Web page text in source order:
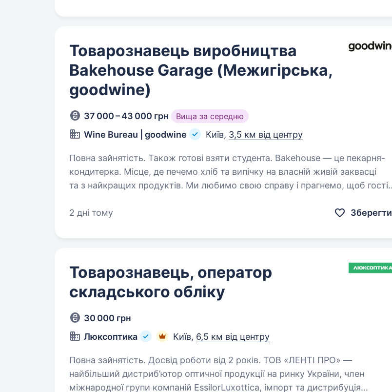
Товарознавець виробництва
Bakehouse Garage (Межигірська,
goodwine)
37 000 – 43 000 грн Вища за середню
Wine Bureau | goodwine Київ, 3,5 км від центру
Повна зайнятість. Також готові взяти студента. Bakehouse — це пекарня-
кондитерка. Місце, де печемо хліб та випічку на власній живій заквасці
та з найкращих продуктів. Ми любимо свою справу і прагнемо, щоб гості
2 дні тому
Зберегти
Товарознавець, оператор
складського обліку
30 000 грн
Люксоптика
Київ, 6,5 км від центру
Повна зайнятість. Досвід роботи від 2 років. ТОВ «ЛЕНТІ ПРО» —
найбільший дистриб’ютор оптичної продукції на ринку України, член
міжнародної групи компаній EssilorLuxottica, імпорт та дистрибуція